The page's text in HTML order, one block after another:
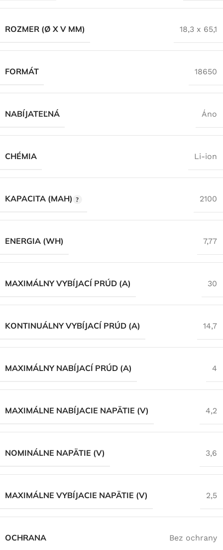
ROZMER (Ø X V MM) 18,3 x 65,1
FORMÁT 18650
NABÍJATEĽNÁ Áno
CHÉMIA Li-ion
KAPACITA (MAH) 2100
ENERGIA (WH) 7,77
MAXIMÁLNY VYBÍJACÍ PRÚD (A) 30
KONTINUÁLNY VYBÍJACÍ PRÚD (A) 14,7
MAXIMÁLNY NABÍJACÍ PRÚD (A) 4
MAXIMÁLNE NABÍJACIE NAPÄTIE (V) 4,2
NOMINÁLNE NAPÄTIE (V) 3,6
MAXIMÁLNE VYBÍJACIE NAPÄTIE (V) 2,5
OCHRANA Bez ochrany